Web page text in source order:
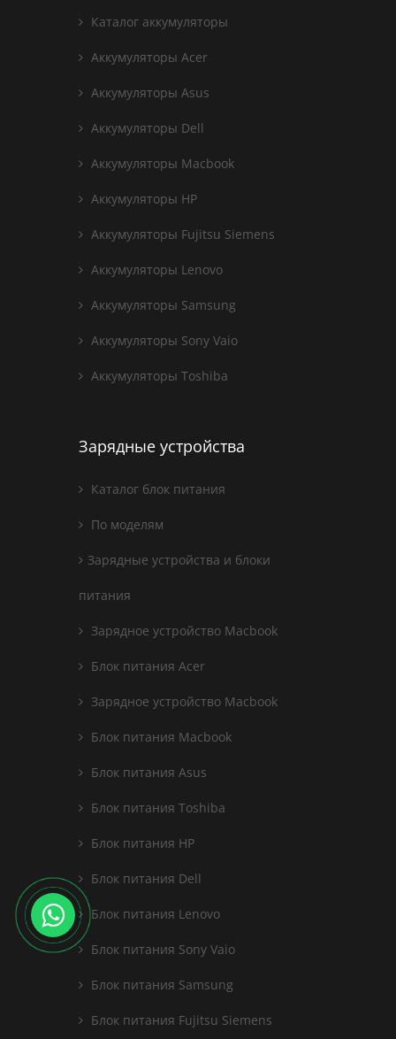
Каталог аккумуляторы
Аккумуляторы Acer
Аккумуляторы Asus
Аккумуляторы Dell
Аккумуляторы Macbook
Аккумуляторы HP
Аккумуляторы Fujitsu Siemens
Аккумуляторы Lenovo
Аккумуляторы Samsung
Аккумуляторы Sony Vaio
Аккумуляторы Toshiba
Зарядные устройства
Каталог блок питания
По моделям
Зарядные устройства и блоки
питания
Зарядное устройство Macbook
Блок питания Acer
Зарядное устройство Macbook
Блок питания Macbook
Блок питания Asus
Блок питания Toshiba
Блок питания HP
Блок питания Dell
Блок питания Lenovo
Блок питания Sony Vaio
Блок питания Samsung
Блок питания Fujitsu Siemens